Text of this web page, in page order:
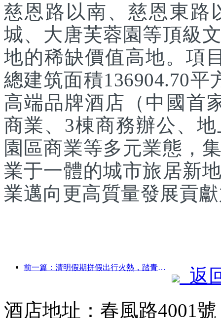
慈恩路以南、慈恩東路
城、大唐芙蓉園等頂級
地的稀缺價值高地。項
總建筑面積136904.70
高端品牌酒店（中國首
商業、3棟商務辦公、
園區商業等多元業態，
業于一體的城市旅居新
業邁向更高質量發展貢
前一篇：清明假期拼假出行火熱，踏青賞花帶動多城客流增長
返
酒店地址：春風路4001